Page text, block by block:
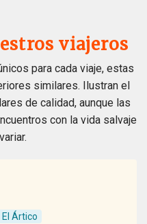
viajeros
para cada viaje, estas
similares. Ilustran el
de calidad, aunque las
con la vida salvaje
El Ártico